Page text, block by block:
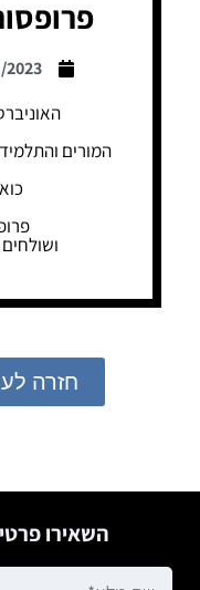
2023
המורים
חזרה
השאירו